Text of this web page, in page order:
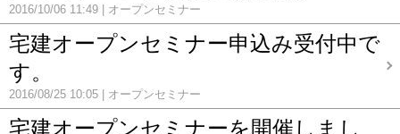
2016/10/06 11:49 オープンセミナー
宅建オープンセミナー申込み受付中で
す。
2016/08/25 10:05 オープンセミナー
宅建オープンセミナーを開催しまし